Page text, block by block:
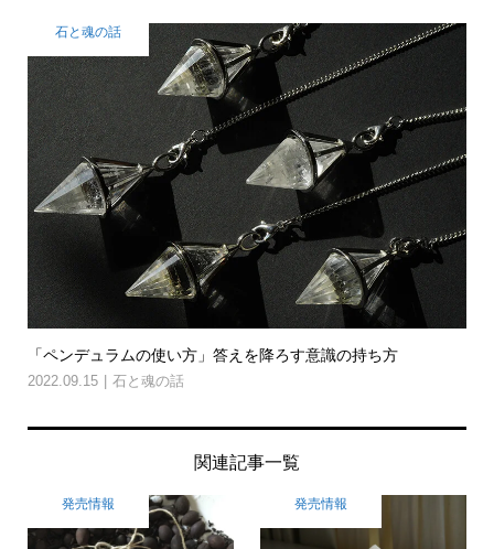
石と魂の話
「ペンデュラムの使い方」答えを降ろす意識の持ち方
2022.09.15 石と魂の話
関連記事一覧
発売情報 発売情報